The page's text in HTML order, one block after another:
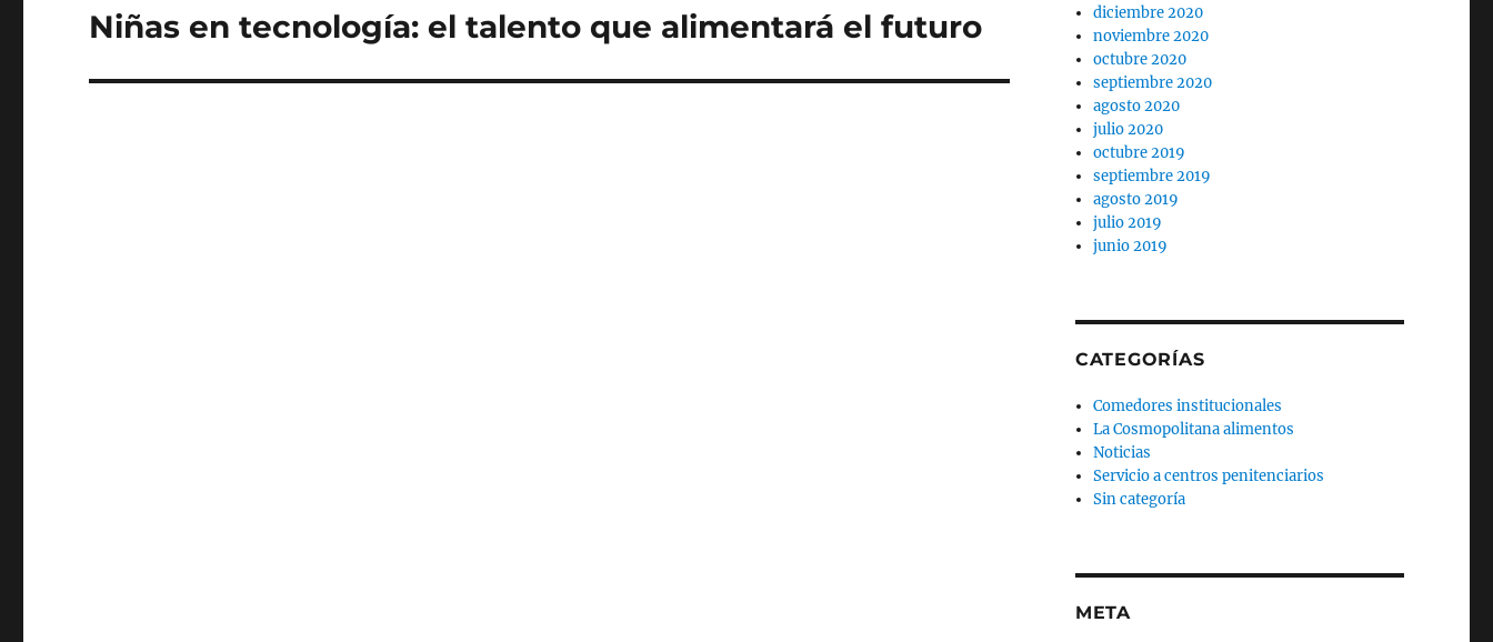
Siguiente
Niñas en tecnología: el talento que alimentará el futuro
diciembre 2020
noviembre 2020
octubre 2020
septiembre 2020
agosto 2020
julio 2020
octubre 2019
septiembre 2019
agosto 2019
julio 2019
junio 2019
CATEGORÍAS
Comedores institucionales
La Cosmopolitana alimentos
Noticias
Servicio a centros penitenciarios
Sin categoría
META